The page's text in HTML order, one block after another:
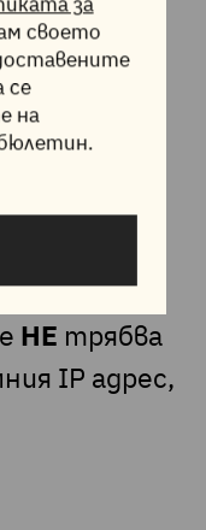
опция в
НЕ трябва
IP адрес,
своето
се
на